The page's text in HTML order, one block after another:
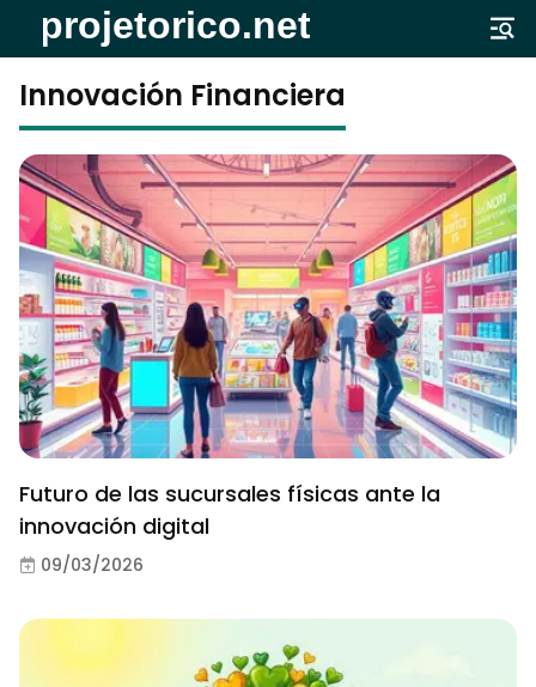
Innovación Financiera
Futuro de las sucursales físicas ante la
innovación digital
09/03/2026